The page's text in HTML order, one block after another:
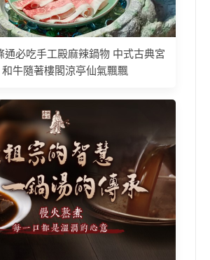
通必吃手工殿麻辣鍋物 中式古典宮
牛隨著樓閣涼亭仙氣飄飄